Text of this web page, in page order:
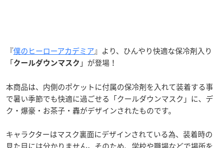
『僕のヒーローアカデミア』より、ひんやり快適な保冷剤入り
「クールダウンマスク 」が登場！
本商品は、内側のポケットに付属の保冷剤を入れて装着する事
で暑い季節でも快適に過ごせる「クールダウンマスク」に、デ
ク・爆豪・お茶子・轟がデザインされたものです。
キャラクターはマスク裏面にデザインされている為、装着時の
見た目には分かりません。そのため、学校や職場などで場所を